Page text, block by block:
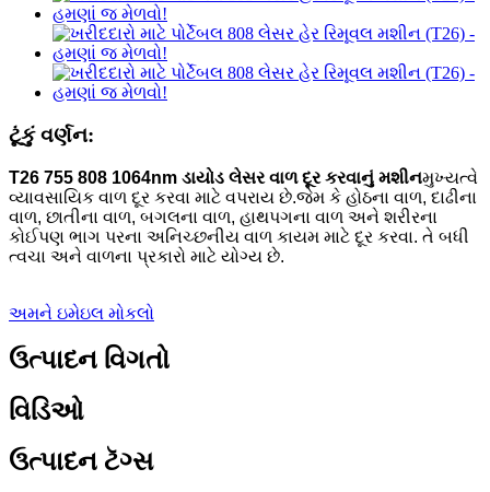
ટૂંકું વર્ણન:
T26 755 808 1064nm ડાયોડ લેસર વાળ દૂર કરવાનું મશીનમુખ્યત્વે
વ્યાવસાયિક વાળ દૂર કરવા માટે વપરાય છે.જેમ કે હોઠના વાળ, દાઢીના
વાળ, છાતીના વાળ, બગલના વાળ, હાથપગના વાળ અને શરીરના
કોઈપણ ભાગ પરના અનિચ્છનીય વાળ કાયમ માટે દૂર કરવા. તે બધી
ત્વચા અને વાળના પ્રકારો માટે યોગ્ય છે.
અમને ઇમેઇલ મોકલો
ઉત્પાદન વિગતો
વિડિઓ
ઉત્પાદન ટૅગ્સ